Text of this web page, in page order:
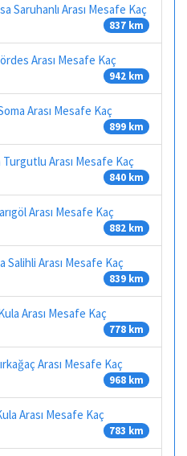
Saruhanlı Arası Mesafe Kaç
837 km
Arası Mesafe Kaç
942 km
Arası Mesafe Kaç
899 km
Arası Mesafe Kaç
840 km
Arası Mesafe Kaç
882 km
Salihli Arası Mesafe Kaç
839 km
Arası Mesafe Kaç
778 km
Arası Mesafe Kaç
968 km
Arası Mesafe Kaç
783 km